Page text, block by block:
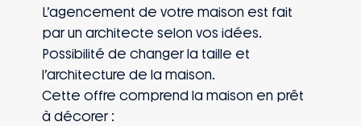
L’agencement de votre maison est fait
par un architecte selon vos idées.
Possibilité de changer la taille et
l’architecture de la maison.
Cette offre comprend la maison en prêt
à décorer :